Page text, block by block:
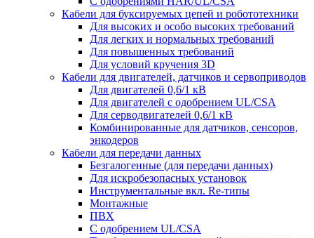
Кабели для буксируемых цепей и робототехники
Для высоких и особо высоких требований
Для легких и нормальных требований
Для повышенных требований
Для условий кручения 3D
Кабели для двигателей, датчиков и сервоприводов
Для двигателей 0,6/1 кВ
Для двигателей с одобрением UL/CSA
Для серводвигателей 0,6/1 кВ
Комбинированные для датчиков, cенсоров,
энкодеров
Кабели для передачи данных
Безгалогенные (для передачи данных)
Для искробезопасных установок
Инструментальные вкл. Re-типы
Монтажные
ПВХ
С одобрением UL/CSA